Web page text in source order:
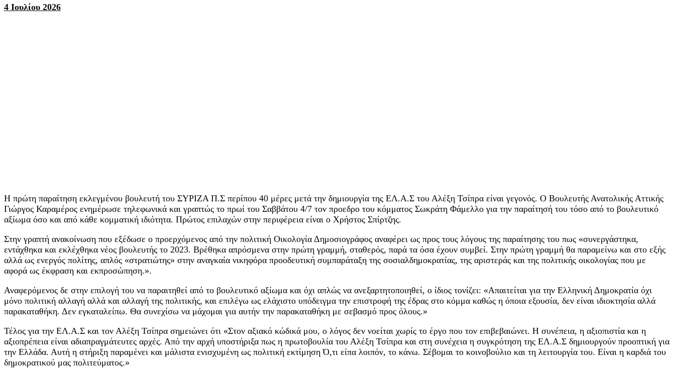
4 Ιουλίου 2026
Η πρώτη παραίτηση εκλεγμένου βουλευτή του ΣΥΡΙΖΑ Π.Σ περίπου 40 μέρες μετά την δημιουργία της ΕΛ.Α.Σ του Αλέξη Τσίπρα είναι γεγονός. Ο Βουλευτής Ανατολικής Αττικής
Γιώργος Καραμέρος ενημέρωσε τηλεφωνικά και γραπτώς το πρωί του Σαββάτου 4/7 τον προεδρο του κόμματος Σωκράτη Φάμελλο για την παραίτησή του τόσο από το βουλευτικό
αξίωμα όσο και από κάθε κομματική ιδιότητα. Πρώτος επιλαχών στην περιφέρεια είναι ο Χρήστος Σπίρτζης.
Στην γραπτή ανακοίνωση που εξέδωσε ο προερχόμενος από την πολιτική Οικολογία Δημοσιογράφος αναφέρει ως προς τους λόγους της παραίτησης του πως «συνεργάστηκα,
εντάχθηκα και εκλέχθηκα νέος βουλευτής το 2023. Βρέθηκα απρόσμενα στην πρώτη γραμμή, σταθερός, παρά τα όσα έχουν συμβεί. Στην πρώτη γραμμή θα παραμείνω και στο εξής
αλλά ως ενεργός πολίτης, απλός «στρατιώτης» στην αναγκαία νικηφόρα προοδευτική συμπαράταξη της σοσιαλδημοκρατίας, της αριστεράς και της πολιτικής οικολογίας που με
αφορά ως έκφραση και εκπροσώπηση.».
Αναφερόμενος δε στην επιλογή του να παραιτηθεί από το βουλευτικό αξίωμα και όχι απλώς να ανεξαρτητοποιηθεί, ο ίδιος τονίζει: «Απαιτείται για την Ελληνική Δημοκρατία όχι
μόνο πολιτική αλλαγή αλλά και αλλαγή της πολιτικής, και επιλέγω ως ελάχιστο υπόδειγμα την επιστροφή της έδρας στο κόμμα καθώς η όποια εξουσία, δεν είναι ιδιοκτησία αλλά
παρακαταθήκη. Δεν εγκαταλείπω. Θα συνεχίσω να μάχομαι για αυτήν την παρακαταθήκη με σεβασμό προς όλους.»
Τέλος για την ΕΛ.Α.Σ και τον Αλέξη Τσίπρα σημειώνει ότι «Στον αξιακό κώδικά μου, ο λόγος δεν νοείται χωρίς το έργο που τον επιβεβαιώνει. Η συνέπεια, η αξιοπιστία και η
αξιοπρέπεια είναι αδιαπραγμάτευτες αρχές. Από την αρχή υποστήριξα πως η πρωτοβουλία του Αλέξη Τσίπρα και στη συνέχεια η συγκρότηση της ΕΛ.Α.Σ δημιουργούν προοπτική για
την Ελλάδα. Αυτή η στήριξη παραμένει και μάλιστα ενισχυμένη ως πολιτική εκτίμηση Ό,τι είπα λοιπόν, το κάνω. Σέβομαι το κοινοβούλιο και τη λειτουργία του. Είναι η καρδιά του
δημοκρατικού μας πολιτεύματος.»